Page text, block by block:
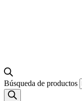
Búsqueda de productos